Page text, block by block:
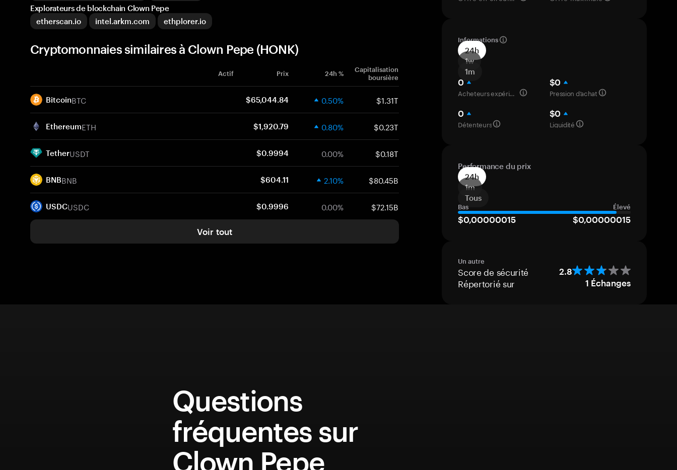
Informations
24h
1w
1m
0
Acheteurs expérimentés
$0
Pression d’achat
0
Détenteurs
$0
Liquidité
Performance du prix
24h
1m
Tous
Bas Élevé
$0,00000015 $0,00000015
Un autre
Score de sécurité 2.8
Répertorié sur 1 Échanges
Explorateurs de blockchain Clown Pepe
etherscan.io
intel.arkm.com ethplorer.io
Cryptomonnaies similaires à Clown Pepe (HONK)
Actif Prix 24h %
Capitalisation
boursière
BitcoinBTC $65,044.84 0.50% $1.31T
EthereumETH $1,920.79 0.80% $0.23T
TetherUSDT $0.9994 0.00% $0.18T
BNBBNB $604.11 2.10% $80.45B
USDCUSDC $0.9996 0.00% $72.15B
Voir tout
Questions
fréquentes sur
Clown Pepe